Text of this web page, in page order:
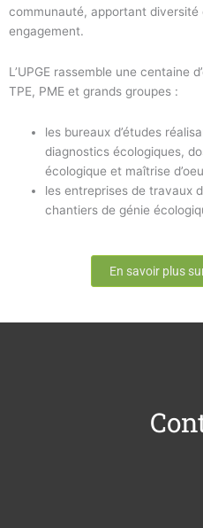
communauté, apportant diversité
engagement.
L’UPGE rassemble une centaine
TPE, PME et grands groupes :
les bureaux d’études
diagnostics écologiques,
écologique et maîtrise
les entreprises de travaux
chantiers de génie
En savoir plus